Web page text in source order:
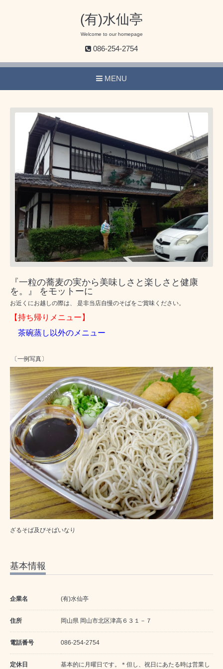
(有)水仙亭
Welcome to our homepage
086-254-2754
MENU
『一粒の蕎麦の実から美味しさと楽しさと健康
を。』 をモットーに
お近くにお越しの際は、 是非当店自慢のそばをご賞味ください。
【持ち帰りメニュー】
茶碗蒸し以外のメニュー
〔一例写真〕
ざるそば及びそばいなり
基本情報
企業名 (有)水仙亭
住所 岡山県 岡山市北区津高６３１－７
電話番号 086-254-2754
定休日
基本的に月曜日です。＊但し、祝日にあたる時は営業し